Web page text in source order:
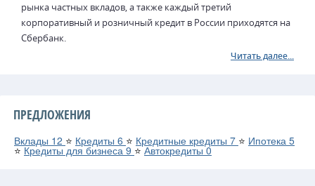
рынка частных вкладов, а также каждый третий
корпоративный и розничный кредит в России приходятся на
Сбербанк.
Читать далее...
ПРЕДЛОЖЕНИЯ
Вклады 12 ⭐ Кредиты 6 ⭐ Кредитные кредиты 7 ⭐ Ипотека 5
⭐Кредиты для бизнеса 9 ⭐Автокредиты 0